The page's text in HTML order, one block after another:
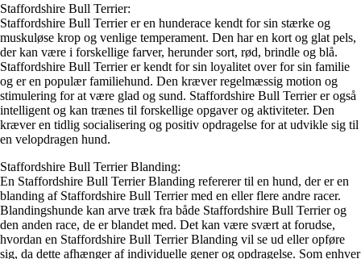
Staffordshire Bull Terrier:
Staffordshire Bull Terrier er en hunderace kendt for sin stærke og
muskuløse krop og venlige temperament. Den har en kort og glat pels,
der kan være i forskellige farver, herunder sort, rød, brindle og blå.
Staffordshire Bull Terrier er kendt for sin loyalitet over for sin familie
og er en populær familiehund. Den kræver regelmæssig motion og
stimulering for at være glad og sund. Staffordshire Bull Terrier er også
intelligent og kan trænes til forskellige opgaver og aktiviteter. Den
kræver en tidlig socialisering og positiv opdragelse for at udvikle sig til
en velopdragen hund.
Staffordshire Bull Terrier Blanding:
En Staffordshire Bull Terrier Blanding refererer til en hund, der er en
blanding af Staffordshire Bull Terrier med en eller flere andre racer.
Blandingshunde kan arve træk fra både Staffordshire Bull Terrier og
den anden race, de er blandet med. Det kan være svært at forudse,
hvordan en Staffordshire Bull Terrier Blanding vil se ud eller opføre
sig, da dette afhænger af individuelle gener og opdragelse. Som enhver